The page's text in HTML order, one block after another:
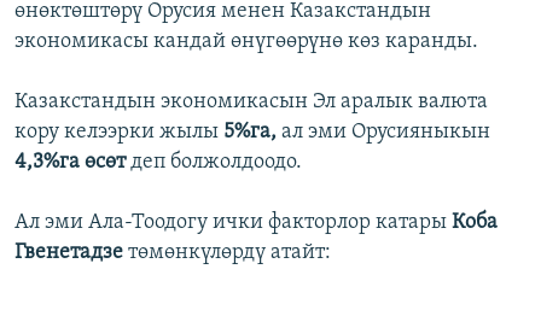
өнөктөштөрү Орусия менен Казакстандын
экономикасы кандай өнүгөөрүнө көз каранды.
Казакстандын экономикасын Эл аралык валюта
кору келээрки жылы 5%га, ал эми Орусияныкын
4,3%га өсөтдеп болжолдоодо.
Ал эми Ала-Тоодогу ички факторлор катары Коба
Гвенетадзе төмөнкүлөрдү атайт: